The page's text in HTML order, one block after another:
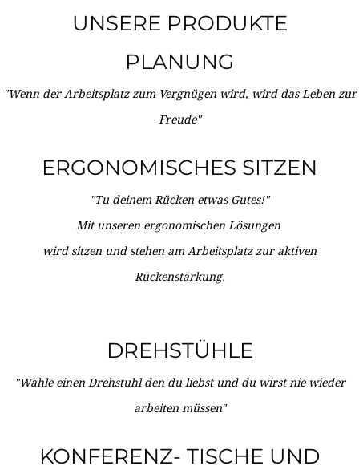
UNSERE PRODUKTE
PLANUNG
"Wenn der Arbeitsplatz zum Vergnügen wird, wird das Leben zur
Freude"
ERGONOMISCHES SITZEN
"Tu deinem Rücken etwas Gutes!"
Mit unseren ergonomischen Lösungen
wird sitzen und stehen am Arbeitsplatz zur aktiven
Rückenstärkung.
DREHSTÜHLE
"Wähle einen Drehstuhl den du liebst und du wirst nie wieder
arbeiten müssen"
KONFERENZ- TISCHE UND